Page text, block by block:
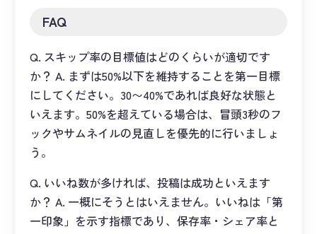
FAQ
Q. スキップ率の目標値はどのくらいが適切です
か？ A. まずは50%以下を維持することを第一目標
にしてください。30〜40%であれば良好な状態と
いえます。50%を超えている場合は、冒頭3秒のフ
ックやサムネイルの見直しを優先的に行いましょ
う。
Q. いいね数が多ければ、投稿は成功といえます
か？ A. 一概にそうとはいえません。いいねは「第
一印象」を示す指標であり、保存率・シェア率と